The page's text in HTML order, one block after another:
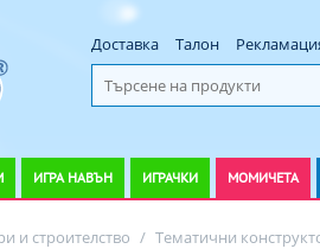
Доставка Талон
ИГРА НАВЪН ИГРАЧКИ МОМИЧЕТА
и строителство / Тематични